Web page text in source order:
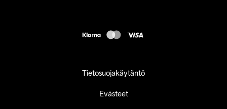
Tietosuojakäytäntö
Evästeet